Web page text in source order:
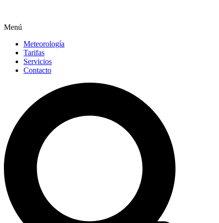
Menú
Meteorología
Tarifas
Servicios
Contacto